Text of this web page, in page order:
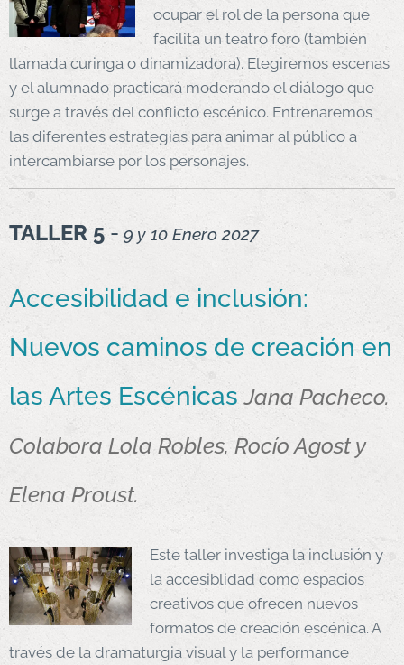
ocupar el rol de la persona que
facilita un teatro foro (también
llamada curinga o dinamizadora). Elegiremos escenas
y el alumnado practicará moderando el diálogo que
surge a través del conflicto escénico. Entrenaremos
las diferentes estrategias para animar al público a
intercambiarse por los personajes.
TALLER 5- 9 y 10 Enero 2027
Accesibilidad e inclusión:
Nuevos caminos de creación en
las Artes Escénicas Jana Pacheco.
Colabora Lola Robles, Rocío Agost y
Elena Proust.
Este taller investiga la inclusión y
la accesiblidad como espacios
creativos que ofrecen nuevos
formatos de creación escénica. A
través de la dramaturgia visual y la performance